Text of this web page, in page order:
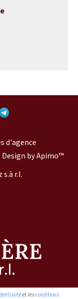
d'agence
Design byApimo™
r.l.
et lesconditions